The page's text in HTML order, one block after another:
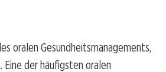
oralen Gesundheitsmanagements,
der häufigsten oralen